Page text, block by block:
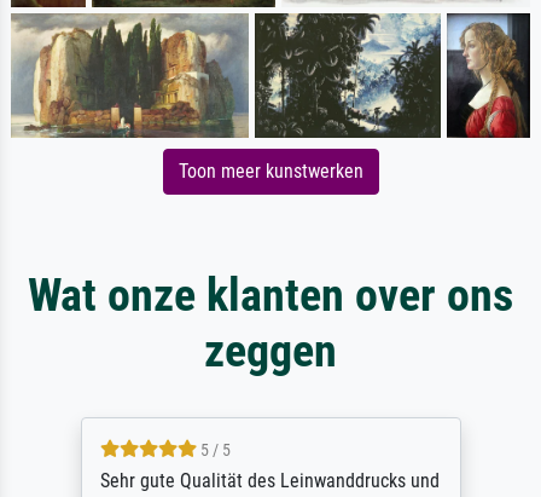
Toon meer kunstwerken
Wat onze klanten over ons
zeggen
5 / 5
Sehr gute Qualität des Leinwanddrucks und